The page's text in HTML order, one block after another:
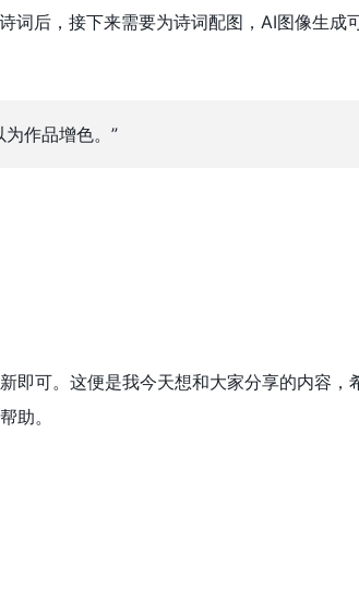
词后，接下来需要为诗词配图，AI图像生成
作品增色。”
即可。这便是我今天想和大家分享的内容，
助。